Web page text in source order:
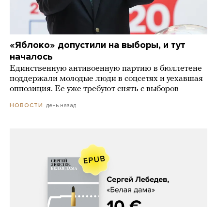
«Яблоко» допустили на выборы, и тут
началось
Единственную антивоенную партию в бюллетене
поддержали молодые люди в соцсетях и уехавшая
оппозиция. Ее уже требуют снять с выборов
НОВОСТИ день назад